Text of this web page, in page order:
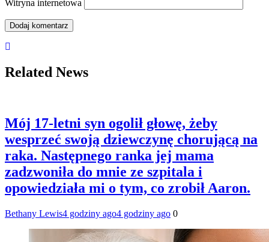
Witryna internetowa
Related News
Mój 17-letni syn ogolił głowę, żeby
wesprzeć swoją dziewczynę chorującą na
raka. Następnego ranka jej mama
zadzwoniła do mnie ze szpitala i
opowiedziała mi o tym, co zrobił Aaron.
Bethany Lewis4 godziny ago4 godziny ago 0